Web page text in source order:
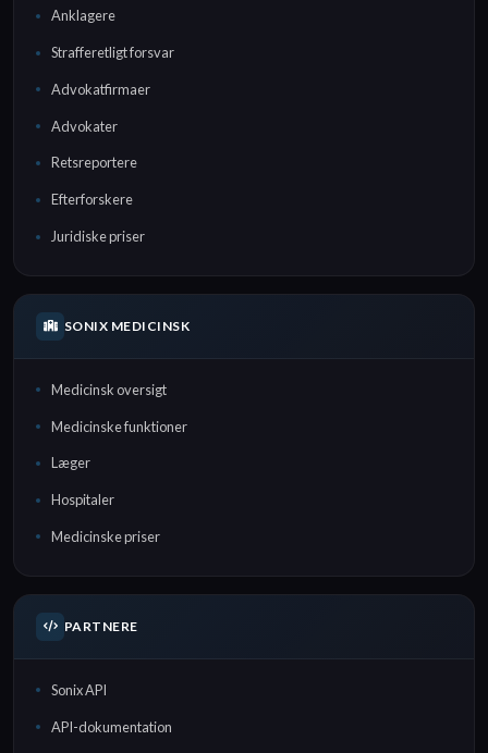
Anklagere
Strafferetligt forsvar
Advokatfirmaer
Advokater
Retsreportere
Efterforskere
Juridiske priser
SONIX MEDICINSK
Medicinsk oversigt
Medicinske funktioner
Læger
Hospitaler
Medicinske priser
PARTNERE
Sonix API
API-dokumentation